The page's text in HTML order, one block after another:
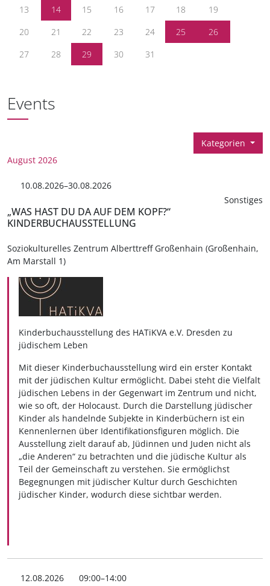
13
14 15 16 17 18
19
20
21 22 23 24 25
26
27
28 29 30 31
Events
Kategorien
August 2026
10.08.2026–30.08.2026
Sonstiges
„WAS HAST DU DA AUF DEM KOPF?“
KINDERBUCHAUSSTELLUNG
Soziokulturelles Zentrum Alberttreff Großenhain (Großenhain,
Am Marstall 1)
Kinderbuchausstellung des HATiKVA e.V. Dresden zu
jüdischem Leben
Mit dieser Kinderbuchausstellung wird ein erster Kontakt
mit der jüdischen Kultur ermöglicht. Dabei steht die Vielfalt
jüdischen Lebens in der Gegenwart im Zentrum und nicht,
wie so oft, der Holocaust. Durch die Darstellung jüdischer
Kinder als handelnde Subjekte in Kinderbüchern ist ein
Kennenlernen über Identifikationsfiguren möglich. Die
Ausstellung zielt darauf ab, Jüdinnen und Juden nicht als
„die Anderen“ zu betrachten und die jüdische Kultur als
Teil der Gemeinschaft zu verstehen. Sie ermöglichst
Begegnungen mit jüdischer Kultur durch Geschichten
jüdischer Kinder, wodurch diese sichtbar werden.
12.08.2026
09:00–14:00